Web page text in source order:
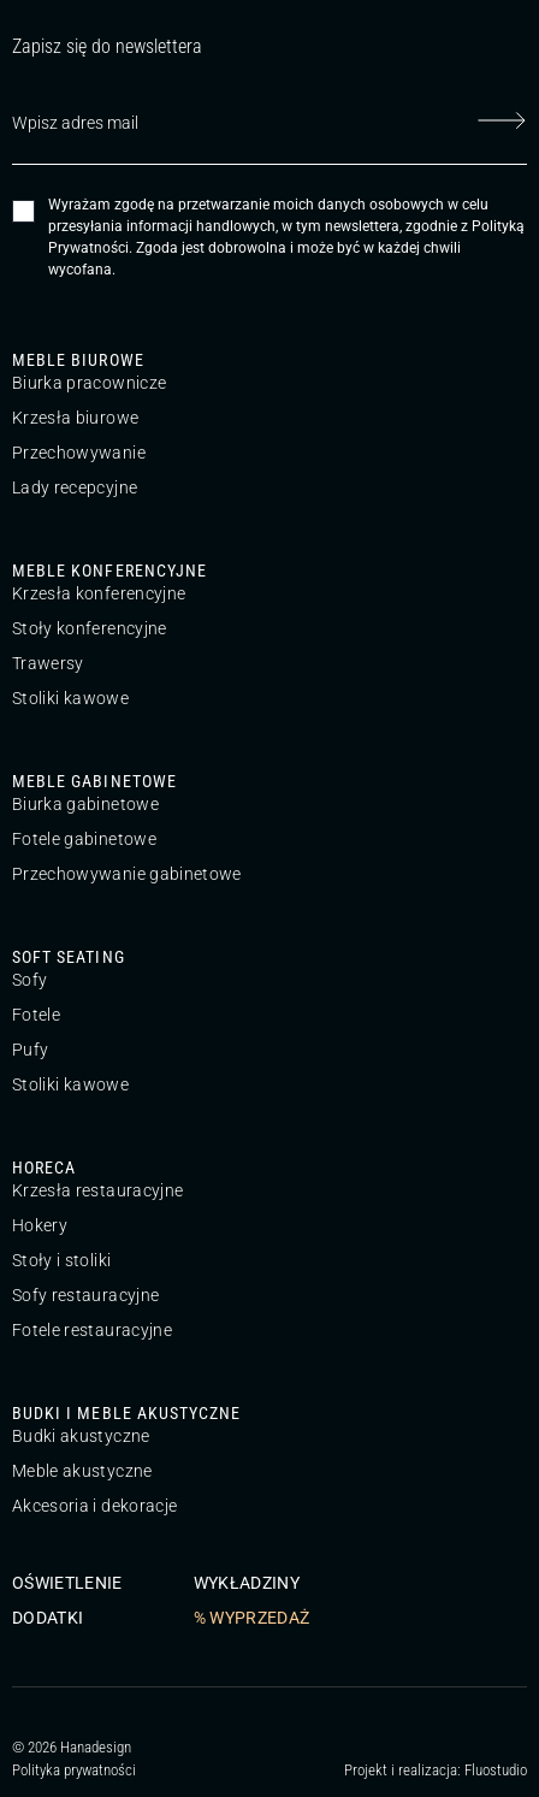
MEBLE BIUROWE
Biurka pracownicze
Krzesła biurowe
Przechowywanie
Lady recepcyjne
MEBLE KONFERENCYJNE
Krzesła konferencyjne
Stoły konferencyjne
Trawersy
Stoliki kawowe
MEBLE GABINETOWE
Biurka gabinetowe
Fotele gabinetowe
Przechowywanie gabinetowe
SOFT SEATING
Sofy
Fotele
Pufy
Stoliki kawowe
HORECA
Krzesła restauracyjne
Hokery
Stoły i stoliki
Sofy restauracyjne
Fotele restauracyjne
BUDKI I MEBLE AKUSTYCZNE
Budki akustyczne
Meble akustyczne
Akcesoria i dekoracje
OŚWIETLENIE
DODATKI
WYKŁADZINY
% WYPRZEDAŻ
Zapisz się do newslettera
Wyrażam zgodę na przetwarzanie moich danych osobowych w celu
przesyłania informacji handlowych, w tym newslettera, zgodnie z Polityką
Prywatności. Zgoda jest dobrowolna i może być w każdej chwili
wycofana.
© 2026 Hanadesign
Polityka prywatności
Projekt i realizacja: Fluostudio